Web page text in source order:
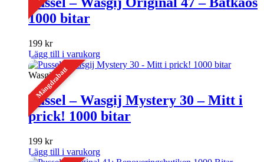
1000 bitar
199 kr
Lägg till i varukorg
Mängdrabatt
Wasgij
Pussel – Wasgij Mystery 30 – Mitt i
prick! 1000 bitar
199 kr
Lägg till i varukorg